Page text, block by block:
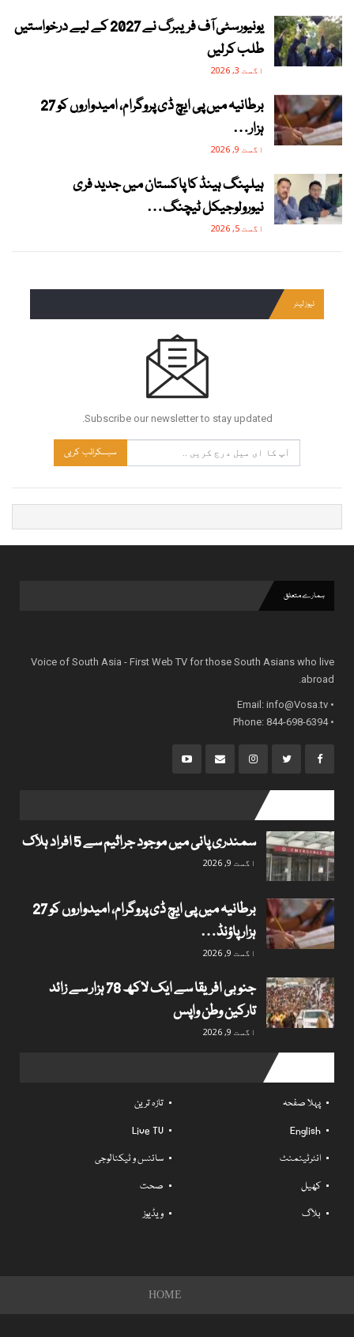
یونیورسٹی آف فریبرگ نے 2027 کے لیے درخواستیں
طلب کرلیں
اگست 3, 2026
برطانیہ میں پی ایچ ڈی پروگرام، امیدواروں کو 27
ہزار…
اگست 9, 2026
ہیلپنگ ہینڈ کا پاکستان میں جدید فری
نیورولوجیکل ٹیچنگ…
اگست 5, 2026
نیوز لیٹر
Subscribe our newsletter to stay updated.
سبسکرائب کریں
ہمارے متعلق
Voice of South Asia - First Web TV for those South Asians who live
abroad.
• Email:
info@Vosa.tv
• Phone: 844-698-6394
سمندری پانی میں موجود جراثیم سے 5 افراد ہلاک
اگست 9, 2026
برطانیہ میں پی ایچ ڈی پروگرام، امیدواروں کو 27
ہزار پاؤنڈ…
اگست 9, 2026
جنوبی افریقا سے ایک لاکھ 78 ہزار سے زائد
تارکین وطن واپس
اگست 9, 2026
پہلا صفحہ
تازہ ترین
English
Live TV
انٹرٹینمنٹ
سائنس و ٹیکنالوجی
کھیل
صحت
بلاگ
ویڈیوز
HOME